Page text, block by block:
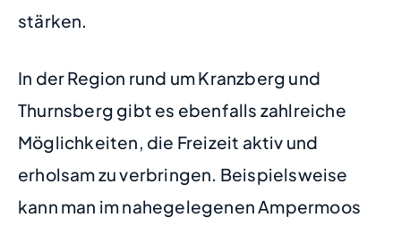
stärken.
In der Region rund um Kranzberg und
Thurnsberg gibt es ebenfalls zahlreiche
Möglichkeiten, die Freizeit aktiv und
erholsam zu verbringen. Beispielsweise
kann man im nahegelegenen Ampermoos